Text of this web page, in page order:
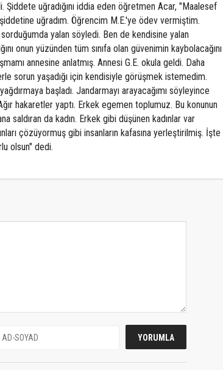
uğradığını iddia eden öğretmen Acar, "Maalesef
şiddetine uğradım. Öğrencim M.E.'ye ödev vermiştim.
yalan söyledi. Ben de kendisine yalan
onun yüzünden tüm sınıfa olan güvenimin kaybolacağını
annesine anlatmış. Annesi G.E. okula geldi. Daha
sorun yaşadığı için kendisiyle görüşmek istemedim.
başladı. Jandarmayı arayacağımı söyleyince
hakaretler yaptı. Erkek egemen toplumuz. Bu konunun
saldıran da kadın. Erkek gibi düşünen kadınlar var
çözüyormuş gibi insanların kafasına yerleştirilmiş. İşte
olsun" dedi.